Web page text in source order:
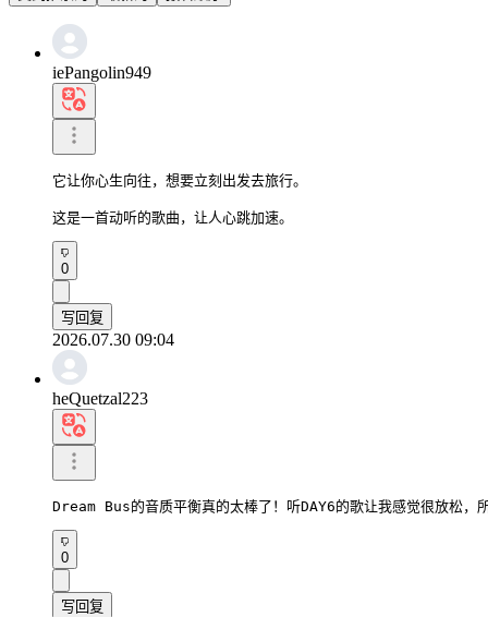
iePangolin949
它让你心生向往，想要立刻出发去旅行。
这是一首动听的歌曲，让人心跳加速。
0
写回复
2026.07.30 09:04
heQuetzal223
Dream Bus的音质平衡真的太棒了！听DAY6的歌让我感觉很放松，
0
写回复